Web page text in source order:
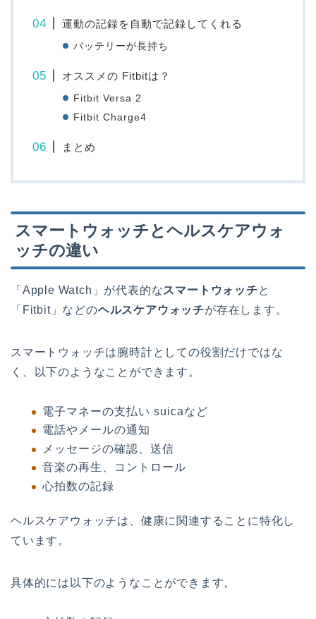
運動の記録を自動で記録してくれる
バッテリーが長持ち
オススメの Fitbitは？
Fitbit Versa 2
Fitbit Charge4
まとめ
スマートウォッチとヘルスケアウォ
ッチの違い
「Apple Watch」が代表的なスマートウォッチと
「Fitbit」などのヘルスケアウォッチが存在します。
スマートウォッチは腕時計としての役割だけではな
く、以下のようなことができます。
電子マネーの支払い suicaなど
電話やメールの通知
メッセージの確認、送信
音楽の再生、コントロール
心拍数の記録
ヘルスケアウォッチは、健康に関連することに特化し
ています。
具体的には以下のようなことができます。